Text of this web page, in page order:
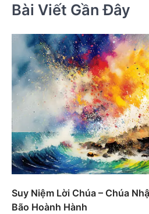
Bài Viết Gần Đây
Suy Niệm Lời Chúa – Chúa
Bão Hoành Hành